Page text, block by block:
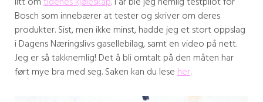
Bosch som innebærer at tester og skriver om deres
produkter. Sist, men ikke minst, hadde jeg et stort oppslag
i Dagens Næringslivs gasellebilag, samt en video på nett.
Jeg er så takknemlig! Det å bli omtalt på den måten har
ført mye bra med seg. Saken kan du leseher.